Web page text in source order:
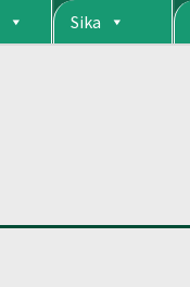
Sika